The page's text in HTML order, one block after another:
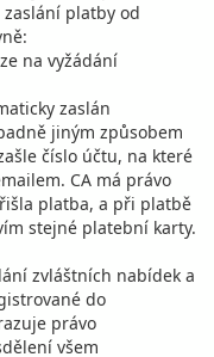
platby od
na vyžádání
zaslán
jiným způsobem
číslo účtu, na které
CA má právo
platba, a při platbě
stejné platební karty.
zvláštních nabídek a
do
právo
všem